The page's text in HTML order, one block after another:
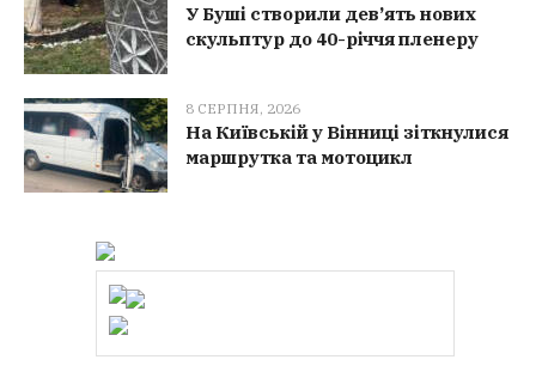
У Буші створили дев’ять нових
скульптур до 40-річчя пленеру
8 СЕРПНЯ, 2026
На Київській у Вінниці зіткнулися
маршрутка та мотоцикл